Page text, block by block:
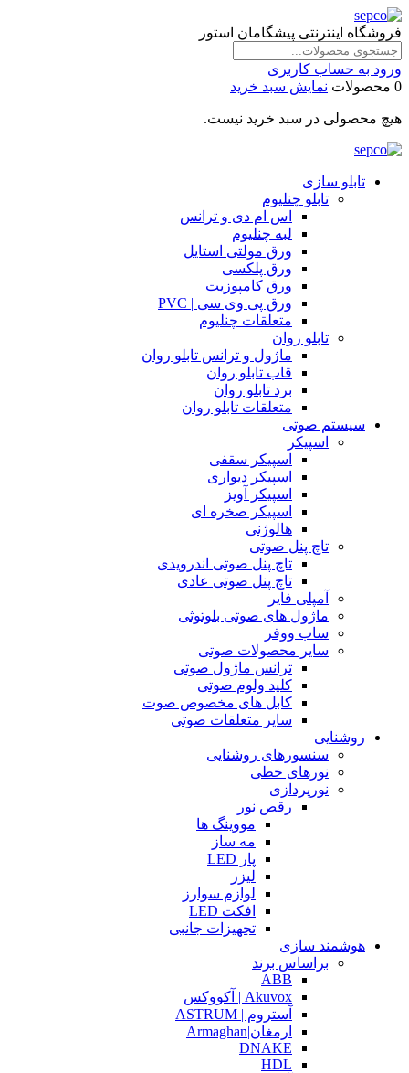
فروشگاه اینترنتی پیشگامان استور
ورود به حساب کاربری
0 محصولات
نمایش سبد خرید
هیچ محصولی در سبد خرید نیست.
تابلو سازی
تابلو چنلیوم
اس ام دی و ترانس
لبه چنلیوم
ورق مولتی استایل
ورق پلکسی
ورق کامپوزیت
ورق پی وی سی | PVC
متعلقات چنلیوم
تابلو روان
ماژول و ترانس تابلو روان
قاب تابلو روان
برد تابلو روان
متعلقات تابلو روان
سیستم صوتی
اسپیکر
اسپیکر سقفی
اسپیکر دیواری
اسپیکر آویز
اسپیکر صخره ای
هالوژنی
تاچ پنل صوتی
تاچ پنل صوتی اندرویدی
تاچ پنل صوتی عادی
آمپلی فایر
ماژول های صوتی بلوتوثی
ساب ووفر
سایر محصولات صوتی
ترانس ماژول صوتی
کلید ولوم صوتی
کابل های مخصوص صوت
سایر متعلقات صوتی
روشنایی
سنسورهای روشنایی
نورهای خطی
نورپردازی
رقص نور
مووینگ ها
مه ساز
پار LED
لیزر
لوازم سوارز
افکت LED
تجهیزات جانبی
هوشمند سازی
براساس برند
ABB
Akuvox | آکووکس
آستروم | ASTRUM
ارمغان|Armaghan
DNAKE
HDL